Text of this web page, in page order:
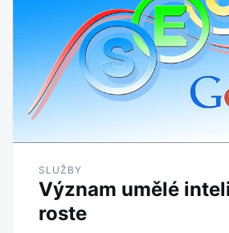
SLUŽBY
Význam umělé
roste